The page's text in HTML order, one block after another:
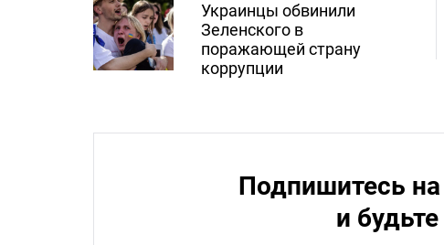
Украинцы обвинили
Зеленского в
поражающей страну
коррупции
Подпишитесь
и